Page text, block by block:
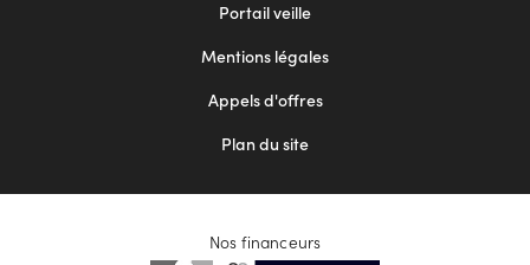
Portail veille
Mentions légales
Appels d'offres
Plan du site
Nos financeurs